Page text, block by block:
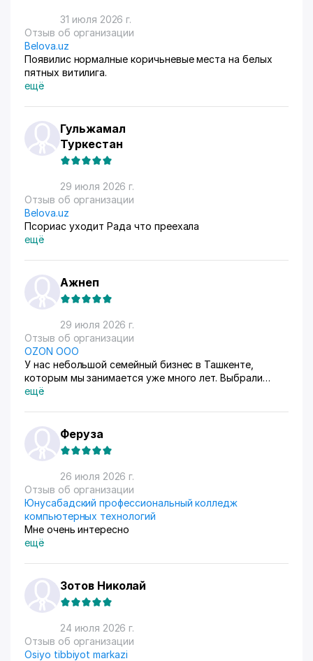
31 июля 2026 г.
Отзыв об организации
Belova.uz
Появилис нормалные коричьневые места на белых
пятных витилига.
ещё
Гульжамал
Туркестан
29 июля 2026 г.
Отзыв об организации
Belova.uz
Псориас уходит Рада что преехала
ещё
Ажнеп
29 июля 2026 г.
Отзыв об организации
OZON ООО
У нас небольшой семейный бизнес в Ташкенте,
которым мы занимается уже много лет. Выбрали
схему ФБС, для нашего Узбекистана это пока
приема. Покупатели из рахных стран берут, из
России особенно много, узбекский хлопок там
любят) За продажами следим через приложение, оно
очень помогает все контролировать, да и удобное
само по себе
ещё
Феруза
26 июля 2026 г.
Отзыв об организации
Юнусабадский профессиональный колледж
компьютерных технологий
Мне очень интересно
ещё
Зотов Николай
24 июля 2026 г.
Отзыв об организации
Osiyo tibbiyot markazi